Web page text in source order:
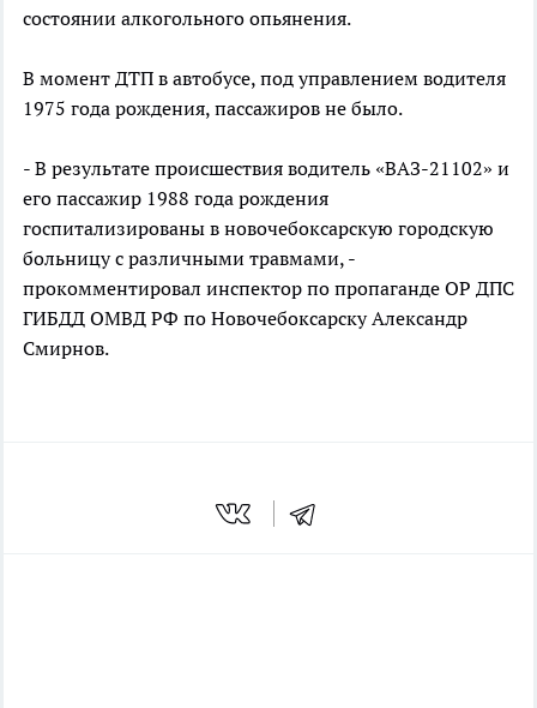
состоянии алкогольного опьянения.
В момент ДТП в автобусе, под управлением водителя
1975 года рождения, пассажиров не было.
- В результате происшествия водитель «ВАЗ-21102» и
его пассажир 1988 года рождения
госпитализированы в новочебоксарскую городскую
больницу с различными травмами, -
прокомментировал инспектор по пропаганде ОР ДПС
ГИБДД ОМВД РФ по Новочебоксарску Александр
Смирнов.